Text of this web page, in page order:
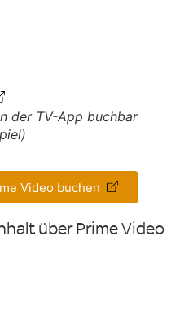
der TV-App buchbar
Video buchen
über Prime Video